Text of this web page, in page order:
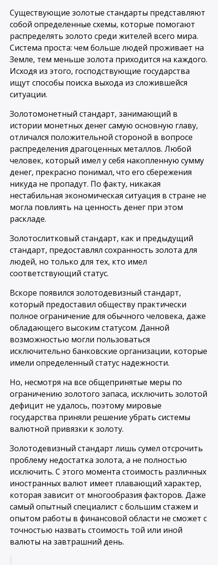
Существующие золотые стандарты представляют
собой определенные схемы, которые помогают
распределять золото среди жителей всего мира.
Система проста: чем больше людей проживает на
Земле, тем меньше золота приходится на каждого.
Исходя из этого, господствующие государства
ищут способы поиска выхода из сложившейся
ситуации.
Золотомонетный стандарт, занимающий в
истории монетных денег самую основную главу,
отличался положительной стороной в вопросе
распределения драгоценных металлов. Любой
человек, который имел у себя накопленную сумму
денег, прекрасно понимал, что его сбережения
никуда не пропадут. По факту, никакая
нестабильная экономическая ситуация в стране не
могла повлиять на ценность денег при этом
раскладе.
Золотослитковый стандарт, как и предыдущий
стандарт, предоставлял сохранность золота для
людей, но только для тех, кто имел
соответствующий статус.
Вскоре появился золотодевизный стандарт,
который предоставил обществу практически
полное ограничение для обычного человека, даже
обладающего высоким статусом. Данной
возможностью могли пользоваться
исключительно банковские организации, которые
имели определенный статус надежности.
Но, несмотря на все общепринятые меры по
ограничению золотого запаса, исключить золотой
дефицит не удалось, поэтому мировые
государства приняли решение убрать системы
валютной привязки к золоту.
Золотодевизный стандарт лишь сумел отсрочить
проблему недостатка золота, а не полностью
исключить. С этого момента стоимость различных
иностранных валют имеет плавающий характер,
которая зависит от многообразия факторов. Даже
самый опытный специалист с большим стажем и
опытом работы в финансовой области не сможет с
точностью назвать стоимость той или иной
валюты на завтрашний день.